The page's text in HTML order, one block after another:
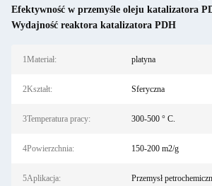
Efektywność w przemyśle oleju katalizatora
Wydajność reaktora katalizatora PDH
1Materiał: platyna
2Kształt: Sferyczna
3Temperatura pracy: 300-500 ° C.
4Powierzchnia: 150-200 m2/g
5Aplikacja: Przemysł